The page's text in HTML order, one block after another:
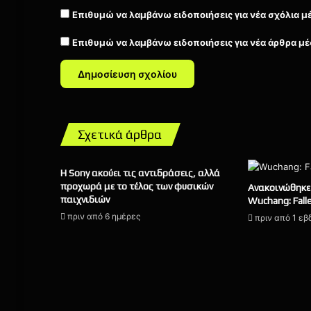
Επιθυμώ να λαμβάνω ειδοποιήσεις για νέα σχόλια
Επιθυμώ να λαμβάνω ειδοποιήσεις για νέα άρθρα
Σχετικά άρθρα
Η Sony ακούει τις αντιδράσεις, αλλά
προχωρά με το τέλος των φυσικών
παιχνιδιών
πριν από 6 ημέρες
Ανακοινώθηκε
Wuchang:
πριν από 1